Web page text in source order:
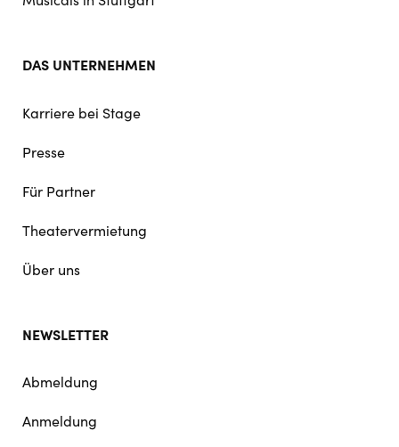
DAS UNTERNEHMEN
Karriere bei Stage
Presse
Für Partner
Theatervermietung
Über uns
NEWSLETTER
Abmeldung
Anmeldung